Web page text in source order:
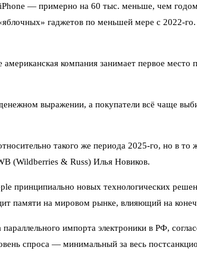
— примерно на 60 тыс. меньше, чем
гаджетов по меньшей мере с 2022-
компания занимает первое
выражении, а покупатели всё чаще
такого же периода 2025-го, но в
(Wildberries & Russ) Илья Новиков.
принципиально новых технологических
памяти на мировом рынке, влияющий на
импорта электроники в РФ,
спроса — минимальный за весь